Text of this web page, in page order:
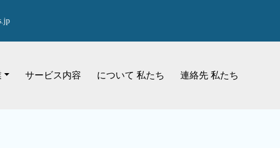
サービス内容 について 私たち 連絡先 私たち